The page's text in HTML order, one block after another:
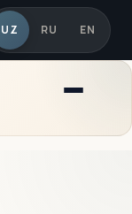
UZ RU EN